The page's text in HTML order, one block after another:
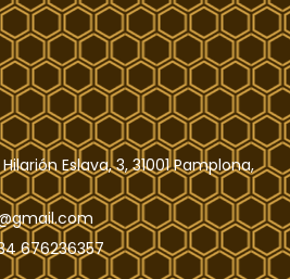
Eslava, 3, 31001 Pamplona,
676236357